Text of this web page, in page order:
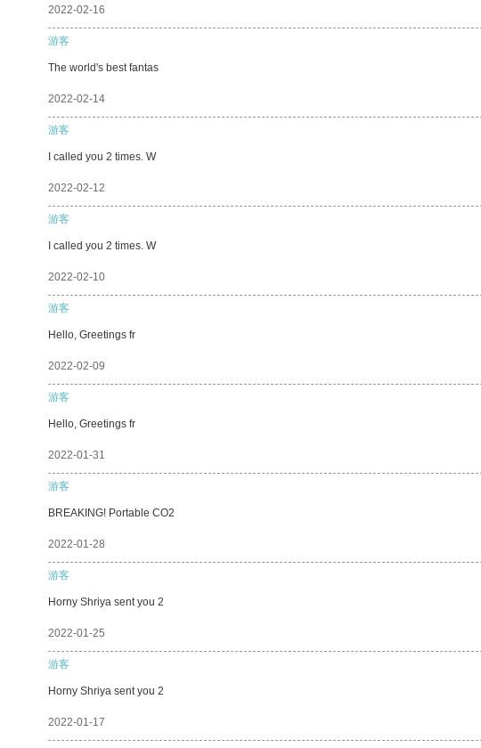
2022-02-16
游客
The world's best fantas
2022-02-14
游客
I called you 2 times. W
2022-02-12
游客
I called you 2 times. W
2022-02-10
游客
Hello, Greetings fr
2022-02-09
游客
Hello, Greetings fr
2022-01-31
游客
BREAKING! Portable CO2
2022-01-28
游客
Horny Shriya sent you 2
2022-01-25
游客
Horny Shriya sent you 2
2022-01-17